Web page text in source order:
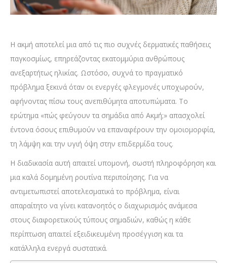
Η ακμή αποτελεί μια από τις πιο συχνές δερματικές παθήσεις
παγκοσμίως, επηρεάζοντας εκατομμύρια ανθρώπους
ανεξαρτήτως ηλικίας. Ωστόσο, συχνά το πραγματικό
πρόβλημα ξεκινά όταν οι ενεργές φλεγμονές υποχωρούν,
αφήνοντας πίσω τους ανεπιθύμητα αποτυπώματα. Το
ερώτημα «πώς φεύγουν τα σημάδια από Ακμή;» απασχολεί
έντονα όσους επιθυμούν να επαναφέρουν την ομοιομορφία,
τη λάμψη και την υγιή όψη στην επιδερμίδα τους.
Η διαδικασία αυτή απαιτεί υπομονή, σωστή πληροφόρηση και
μια καλά δομημένη ρουτίνα περιποίησης. Για να
αντιμετωπιστεί αποτελεσματικά το πρόβλημα, είναι
απαραίτητο να γίνει κατανοητός ο διαχωρισμός ανάμεσα
στους διαφορετικούς τύπους σημαδιών, καθώς η κάθε
περίπτωση απαιτεί εξειδικευμένη προσέγγιση και τα
κατάλληλα ενεργά συστατικά.